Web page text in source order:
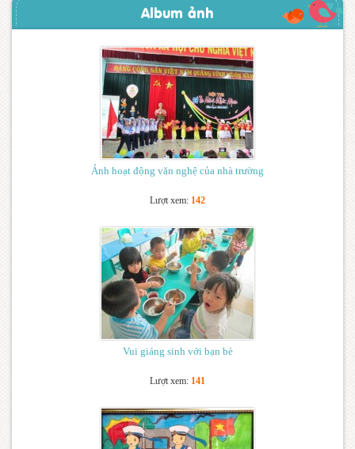
Album ảnh
Ảnh hoạt động văn nghệ của nhà trường
Lượt xem: 142
Vui giáng sinh với bạn bè
Lượt xem: 141